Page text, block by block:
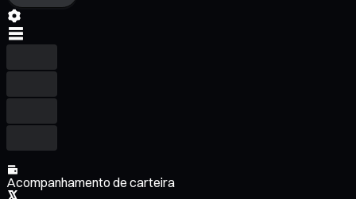
Acompanhamento de carteira